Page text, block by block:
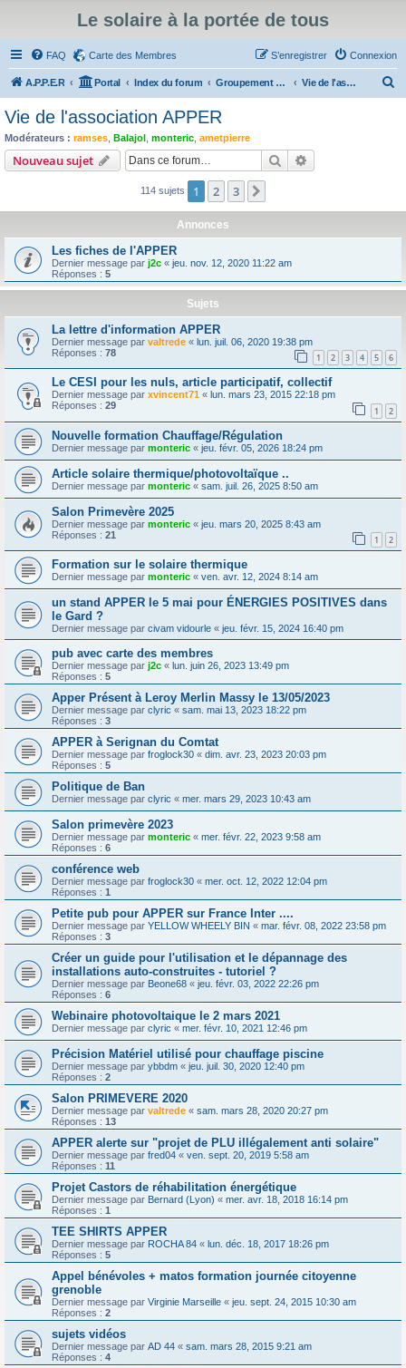
Le solaire à la portée de tous
FAQ Carte des Membres Connexion
S’enregistrer
A.P.P.E.R Portal Index du forum Groupement d'achat de matériel solaire, entr'aides, vie de l'association, annonces Vie de l'association APPER
c
Vie de l'association APPER
Modérateurs : ramses Balajol monteric ametpierre
Nouveau sujet Rechercher
114 sujets 1 2 3
Annonces
Les fiches de l'APPER
Dernier message par j2c « jeu. nov. 12, 2020 11:22 am
Réponses : 5
Sujets
La lettre d'information APPER
Dernier message par valtrede « lun. juil. 06, 2020 19:38 pm
Réponses : 78 1 2 3 4 5 6
Le CESI pour les nuls, article participatif, collectif
Dernier message par xvincent71 « lun. mars 23, 2015 22:18 pm
Réponses : 29 1 2
Nouvelle formation Chauffage/Régulation
Dernier message par monteric « jeu. févr. 05, 2026 18:24 pm
Article solaire thermique/photovoltaïque ..
Dernier message par monteric « sam. juil. 26, 2025 8:50 am
Salon Primevère 2025
Dernier message par monteric « jeu. mars 20, 2025 8:43 am
Réponses : 21 1 2
Formation sur le solaire thermique
Dernier message par monteric « ven. avr. 12, 2024 8:14 am
un stand APPER le 5 mai pour ÉNERGIES POSITIVES dans
le Gard ?
Dernier message par civam vidourle « jeu. févr. 15, 2024 16:40 pm
pub avec carte des membres
Dernier message par j2c « lun. juin 26, 2023 13:49 pm
Réponses : 5
Apper Présent à Leroy Merlin Massy le 13/05/2023
Dernier message par clyric « sam. mai 13, 2023 18:22 pm
Réponses : 3
APPER à Serignan du Comtat
Dernier message par froglock30 « dim. avr. 23, 2023 20:03 pm
Réponses : 5
Politique de Ban
Dernier message par clyric « mer. mars 29, 2023 10:43 am
Salon primevère 2023
Dernier message par monteric « mer. févr. 22, 2023 9:58 am
Réponses : 6
conférence web
Dernier message par froglock30 « mer. oct. 12, 2022 12:04 pm
Réponses : 1
Petite pub pour APPER sur France Inter ....
Dernier message par YELLOW WHEELY BIN « mar. févr. 08, 2022 23:58 pm
Réponses : 3
Créer un guide pour l'utilisation et le dépannage des
installations auto-construites - tutoriel ?
Dernier message par Beone68 « jeu. févr. 03, 2022 22:26 pm
Réponses : 6
Webinaire photovoltaique le 2 mars 2021
Dernier message par clyric « mer. févr. 10, 2021 12:46 pm
Précision Matériel utilisé pour chauffage piscine
Dernier message par ybbdm « jeu. juil. 30, 2020 12:40 pm
Réponses : 2
Salon PRIMEVERE 2020
Dernier message par valtrede « sam. mars 28, 2020 20:27 pm
Réponses : 13
APPER alerte sur "projet de PLU illégalement anti solaire"
Dernier message par fred04 « ven. sept. 20, 2019 5:58 am
Réponses : 11
Projet Castors de réhabilitation énergétique
Dernier message par Bernard (Lyon) « mer. avr. 18, 2018 16:14 pm
Réponses : 1
TEE SHIRTS APPER
Dernier message par ROCHA 84 « lun. déc. 18, 2017 18:26 pm
Réponses : 5
Appel bénévoles + matos formation journée citoyenne
grenoble
Dernier message par Virginie Marseille « jeu. sept. 24, 2015 10:30 am
Réponses : 2
sujets vidéos
Dernier message par AD 44 « sam. mars 28, 2015 9:21 am
Réponses : 4